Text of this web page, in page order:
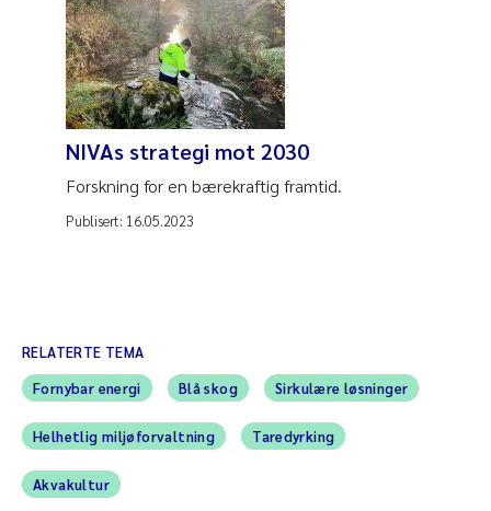
NIVAs strategi mot 2030
Forskning for en bærekraftig framtid.
Publisert: 16.05.2023
RELATERTE TEMA
Fornybar energi
Blå skog Sirkulære løsninger
Helhetlig miljøforvaltning Taredyrking
Akvakultur